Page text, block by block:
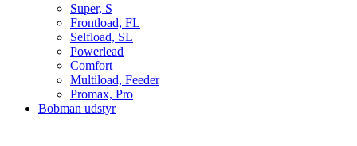
Super, S
Frontload, FL
Selfload, SL
Powerlead
Comfort
Multiload, Feeder
Promax, Pro
Bobman udstyr